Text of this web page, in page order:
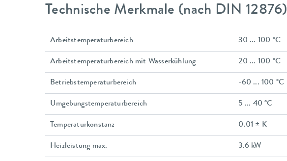
Technische Merkmale (nach DIN 12876)
Arbeitstemperaturbereich 30 ... 100 °C
Arbeitstemperaturbereich mit Wasserkühlung 20 ... 100 °C
Betriebstemperaturbereich -60 ... 100 °C
Umgebungstemperaturbereich 5 ... 40 °C
Temperaturkonstanz 0.01 ± K
Heizleistung max. 3.6 kW